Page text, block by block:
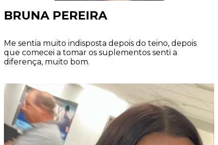
BRUNA PEREIRA
Me sentia muito indisposta depois do teino, depois
que comecei a tomar os suplementos senti a
diferença, muito bom.